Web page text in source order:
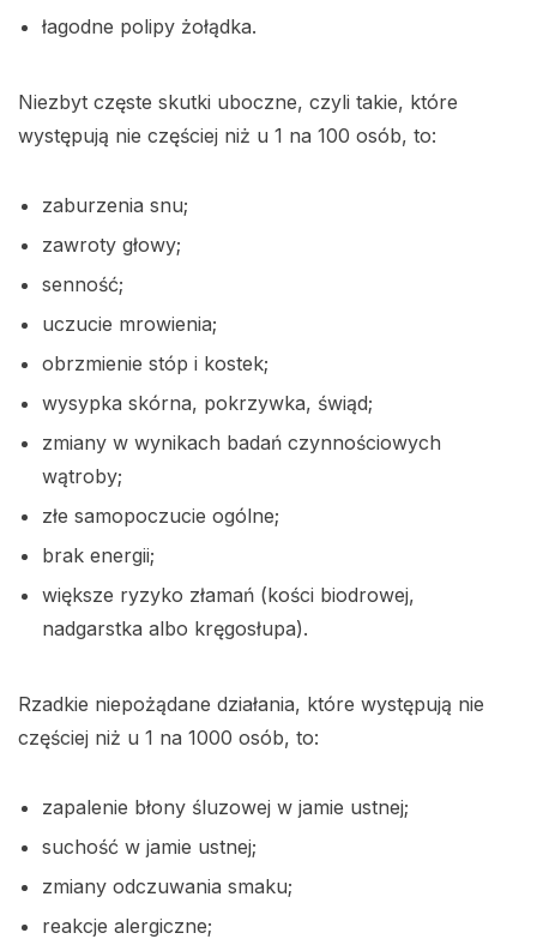
łagodne polipy żołądka.
Niezbyt częste skutki uboczne, czyli takie, które
występują nie częściej niż u 1 na 100 osób, to:
zaburzenia snu;
zawroty głowy;
senność;
uczucie mrowienia;
obrzmienie stóp i kostek;
wysypka skórna, pokrzywka, świąd;
zmiany w wynikach badań czynnościowych
wątroby;
złe samopoczucie ogólne;
brak energii;
większe ryzyko złamań (kości biodrowej,
nadgarstka albo kręgosłupa).
Rzadkie niepożądane działania, które występują nie
częściej niż u 1 na 1000 osób, to:
zapalenie błony śluzowej w jamie ustnej;
suchość w jamie ustnej;
zmiany odczuwania smaku;
reakcje alergiczne;